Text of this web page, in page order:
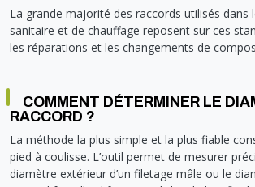
FILTRATION
La grande majorité des raccords utilisés dans
sanitaire et de chauffage reposent sur ces
les réparations et les changements de
COMMENT DÉTERMINER LE
RACCORD ?
La méthode la plus simple et la plus fiable
pied à coulisse. L’outil permet de mesurer
diamètre extérieur d’un filetage mâle ou le